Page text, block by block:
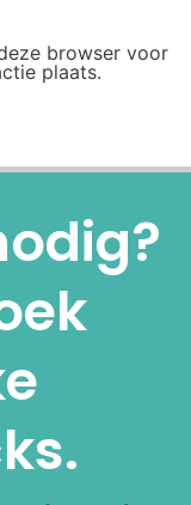
browser voor
plaats.